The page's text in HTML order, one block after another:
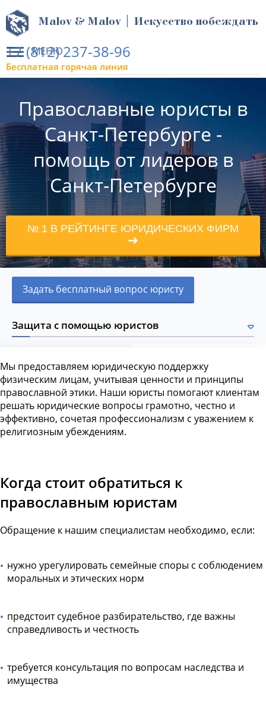
МЕНЮ
Malov & Malov | Искусство побеждать
+7 (812) 237-38-96
Бесплатная горячая линия
Православные юристы в
Санкт-Петербурге -
помощь от лидеров в
Санкт-Петербурге
№ 1 В РЕЙТИНГЕ ЮРИДИЧЕСКИХ ФИРМ
Задать бесплатный вопрос юристу
Защита с помощью юристов
Мы предоставляем юридическую поддержку
физическим лицам, учитывая ценности и принципы
православной этики. Наши юристы помогают клиентам
решать юридические вопросы грамотно, честно и
эффективно, сочетая профессионализм с уважением к
религиозным убеждениям.
Когда стоит обратиться к
православным юристам
Обращение к нашим специалистам необходимо, если:
нужно урегулировать семейные споры с соблюдением
моральных и этических норм
предстоит судебное разбирательство, где важны
справедливость и честность
требуется консультация по вопросам наследства и
имущества